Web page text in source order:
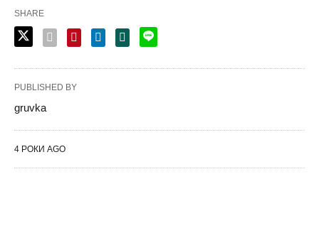
SHARE
PUBLISHED BY
gruvka
4 РОКИ AGO